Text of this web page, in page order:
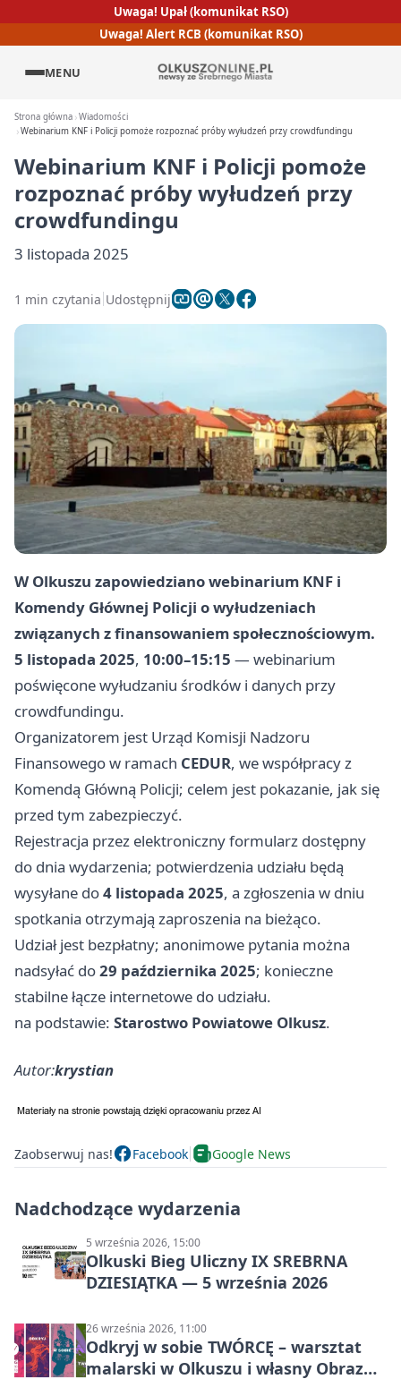
Uwaga! Upał (komunikat RSO)
Uwaga! Alert RCB (komunikat RSO)
MENU
Strona główna Wiadomości
Webinarium KNF i Policji pomoże rozpoznać próby wyłudzeń przy crowdfundingu
Webinarium KNF i Policji pomoże
rozpoznać próby wyłudzeń przy
crowdfundingu
3 listopada 2025
1 min czytania Udostępnij
W Olkuszu zapowiedziano webinarium KNF i
Komendy Głównej Policji o wyłudzeniach
związanych z finansowaniem społecznościowym.
5 listopada 2025, 10:00–15:15 — webinarium
poświęcone wyłudzaniu środków i danych przy
crowdfundingu.
Organizatorem jest Urząd Komisji Nadzoru
Finansowego w ramach CEDUR, we współpracy z
Komendą Główną Policji; celem jest pokazanie, jak się
przed tym zabezpieczyć.
Rejestracja przez elektroniczny formularz dostępny
do dnia wydarzenia; potwierdzenia udziału będą
wysyłane do4 listopada 2025, a zgłoszenia w dniu
spotkania otrzymają zaproszenia na bieżąco.
Udział jest bezpłatny; anonimowe pytania można
nadsyłać do29 października 2025; konieczne
stabilne łącze internetowe do udziału.
na podstawie: Starostwo Powiatowe Olkusz.
Autor:krystian
Zaobserwuj nas! Facebook Google News
Nadchodzące wydarzenia
5 września 2026, 15:00
Olkuski Bieg Uliczny IX SREBRNA
DZIESIĄTKA — 5 września 2026
26 września 2026, 11:00
Odkryj w sobie TWÓRCĘ – warsztat
malarski w Olkuszu i własny Obraz